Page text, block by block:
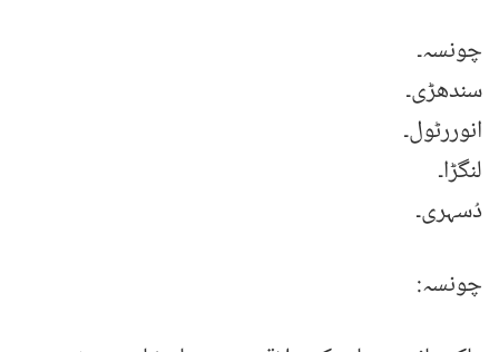
چونسہ۔
سندھڑی۔
انوررٹول۔
لنگڑا۔
دُسہری۔
چونسہ: